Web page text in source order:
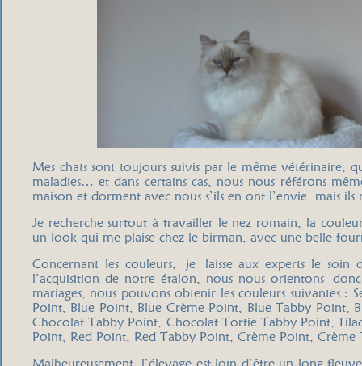
Mes chats sont toujours suivis par le même vétérinaire,
maladies… et dans certains cas, nous nous référons
maison et dorment avec nous s’ils en ont l’envie, mais
Je recherche surtout à travailler le nez romain, la
un look qui me plaise chez le birman, avec une belle
Concernant les couleurs, je laisse aux experts le
l’acquisition de notre étalon, nous nous orientons
mariages, nous pouvons obtenir les couleurs suivantes :
Point, Blue Point, Blue Crème Point, Blue Tabby
Chocolat Tabby Point, Chocolat Tortie Tabby Point,
Point, Red Point, Red Tabby Point, Crème Point, Crème
Malheureusement, l’élevage est loin d’être un long